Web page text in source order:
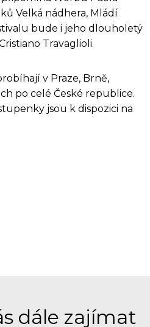
Velká nádhera, Mládí
bude i jeho dlouholetý
Travaglioli.
v Praze, Brně,
po celé České republice.
jsou k dispozici na
dále zajímat